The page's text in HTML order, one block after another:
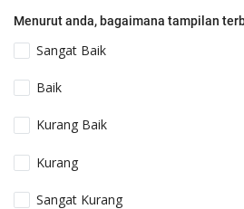
Menurut anda, bagaimana tampilan
Sangat Baik
Baik
Kurang Baik
Kurang
Sangat Kurang